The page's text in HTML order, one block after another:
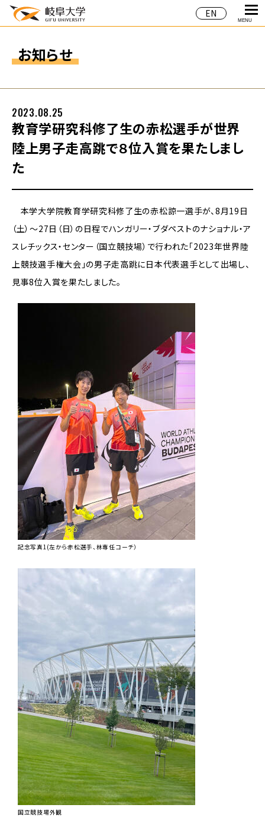
EN
MENU
お知らせ
教育学研究科修了生の赤松選手が世界
陸上男子走高跳で８位入賞を果たしまし
た
2023.08.25
本学大学院教育学研究科修了生の赤松諒一選手が、8月19日
（土）～27日（日）の日程でハンガリー・ブダペストのナショナル・ア
スレチックス・センター（国立競技場）で行われた「2023年世界陸
上競技選手権大会」の男子走高跳に日本代表選手として出場し、
見事8位入賞を果たしました。
記念写真1(左から赤松選手、林専任コーチ）
国立競技場外観